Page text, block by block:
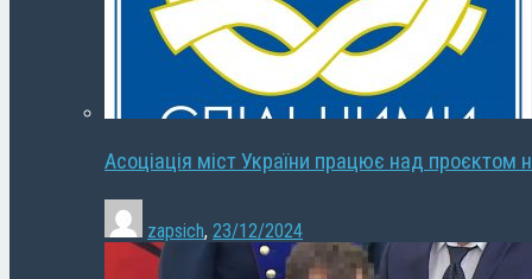
Асоціація міст України працює над проєктом
zapsich, 23/12/2024